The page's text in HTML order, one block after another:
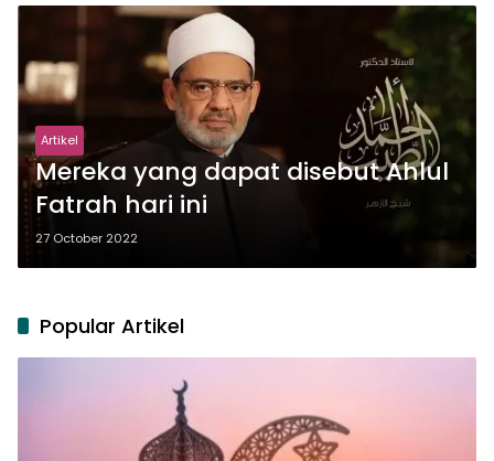
Artikel
Mereka yang dapat disebut Ahlul
Fatrah hari ini
27 October 2022
Popular Artikel